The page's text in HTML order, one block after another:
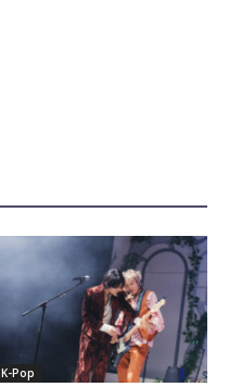
K-Pop